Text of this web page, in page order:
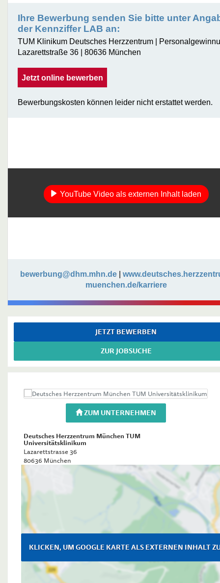
Ihre Bewerbung senden Sie bitte unter
der Kennziffer LAB an:
TUM Klinikum Deutsches Herzzentrum |
Lazarettstraße 36 | 80636 München
Jetzt online bewerben
Bewerbungskosten können leider nicht erstattet werden.
YouTube Video als externen Inhalt laden
bewerbung@dhm.mhn.de|
muenchen.de/karriere
JETZT BEWERBEN
ZUR JOBSUCHE
ZUM UNTERNEHMEN
Deutsches Herzzentrum München TUM
Universitätsklinikum
Lazarettstrasse 36
80636 München
KLICKEN, UM GOOGLE KARTE ALS EXTERNEN INHALT